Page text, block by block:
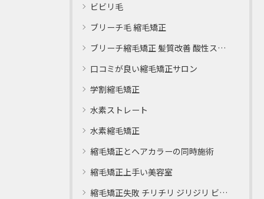
ビビリ毛
ブリーチ毛 縮毛矯正
ブリーチ縮毛矯正 髪質改善 酸性ストレート
口コミが良い縮毛矯正サロン
学割縮毛矯正
水素ストレート
水素縮毛矯正
縮毛矯正とヘアカラーの同時施術
縮毛矯正上手い美容室
縮毛矯正失敗 チリチリ ジリジリ ビビり直し専門